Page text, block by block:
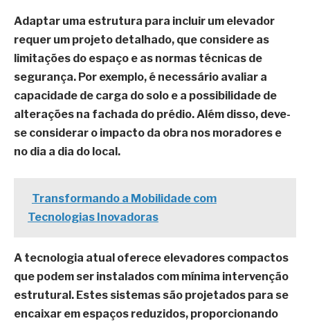
Adaptar uma estrutura para incluir um elevador
requer um projeto detalhado, que considere as
limitações do espaço e as normas técnicas de
segurança. Por exemplo, é necessário avaliar a
capacidade de carga do solo e a possibilidade de
alterações na fachada do prédio. Além disso, deve-
se considerar o impacto da obra nos moradores e
no dia a dia do local.
Transformando a Mobilidade com
Tecnologias Inovadoras
A tecnologia atual oferece elevadores compactos
que podem ser instalados com mínima intervenção
estrutural. Estes sistemas são projetados para se
encaixar em espaços reduzidos, proporcionando